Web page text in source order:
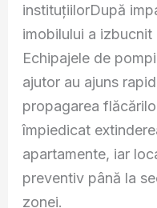
instituțiilorDupă
imobilului a
Echipajele de
ajutor au ajuns
propagarea
împiedicat
apartamente, iar
preventiv până la
zonei.